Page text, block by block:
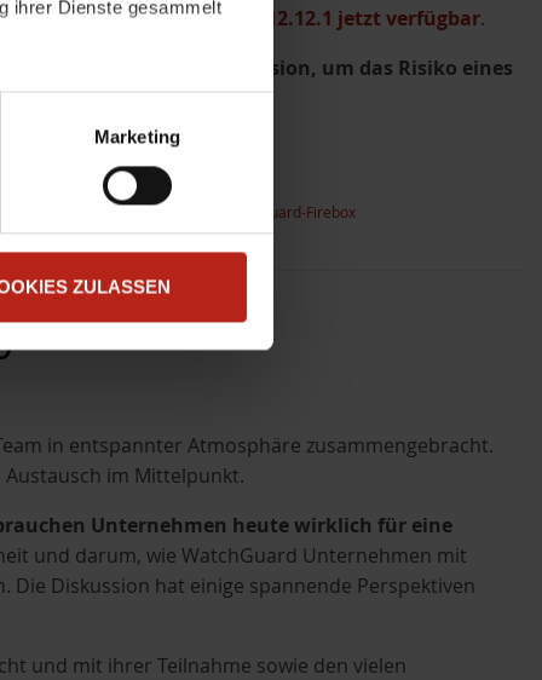
ihrer Dienste gesammelt
.
Marketing
ZULASSEN
>> Fireware v2026.2.1 / v12.12.1 jetzt verfügbar.
die aktuelle Fireware-Version, um das Risiko eines
Sicherheitslücke WatchGuard-Firebox
in entspannter Atmosphäre zusammengebracht.
im Mittelpunkt.
Unternehmen heute wirklich für eine
und darum, wie WatchGuard Unternehmen mit
Diskussion hat einige spannende Perspektiven
und mit ihrer Teilnahme sowie den vielen